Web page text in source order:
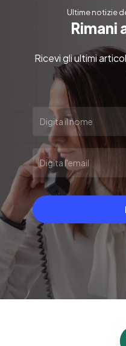
Ultime notizie
Rimani
Ricevi gli ultimi